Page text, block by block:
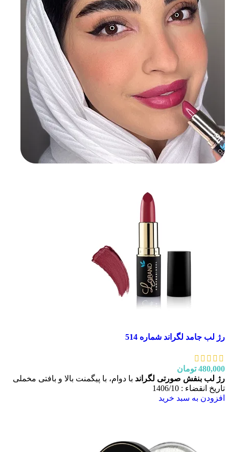
رژ لب جامد لگراند شماره 514
480,000 تومان
رژ لب بنفش صورتی لگراند با دوام، با پیگمنت بالا و بافتی مخملی
تاریخ انقضاء : 1406/10
افزودن به سبد خرید